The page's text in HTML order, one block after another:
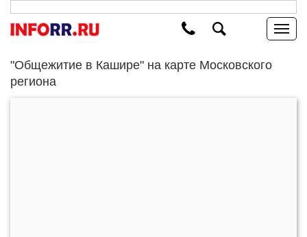
"Общежитие в Кашире" на карте Московского
региона